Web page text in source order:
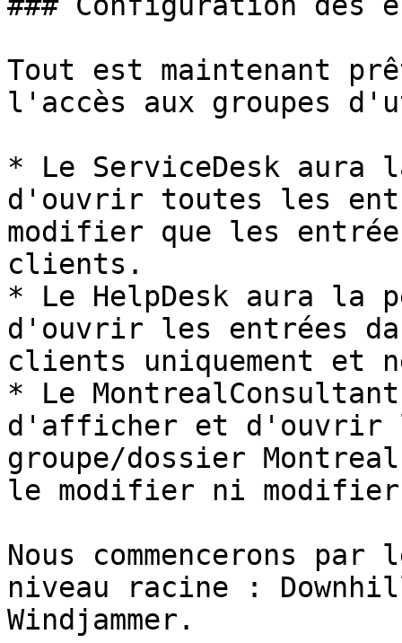
Tout est maintenant
l'accès aux groupes
* Le ServiceDesk
d'ouvrir toutes les
modifier que les
clients.
* Le HelpDesk aura la
d'ouvrir les entrées
clients uniquement et
* Le
d'afficher et d'ouvrir
groupe/dossier
le modifier ni modifier
Nous commencerons
niveau racine :
Windjammer.